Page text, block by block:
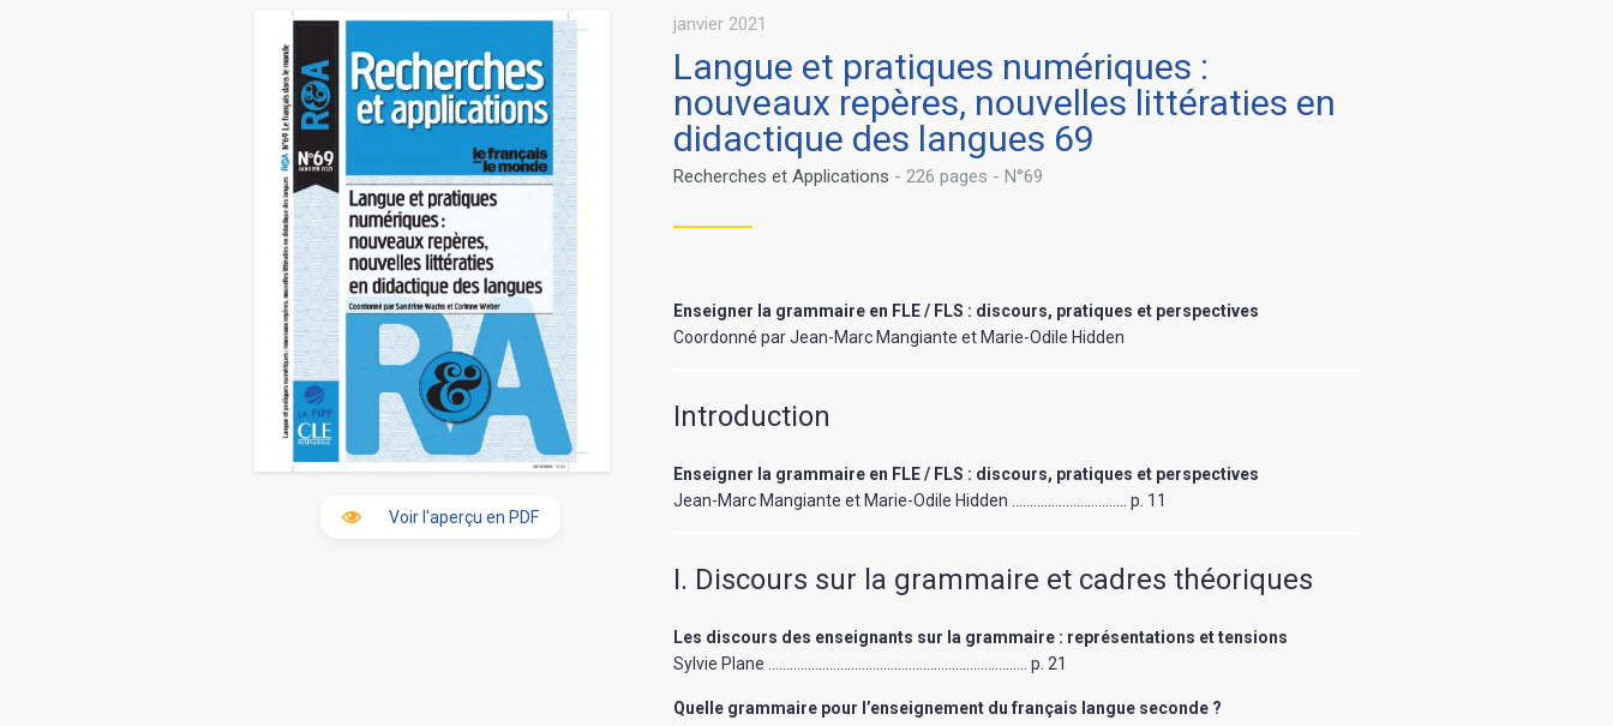
Voir l'aperçu en PDF
janvier 2021
Langue et pratiques numériques :
nouveaux repères, nouvelles littératies en
didactique des langues 69
Recherches et Applications - 226 pages - N°69
Enseigner la grammaire en FLE / FLS : discours, pratiques et perspectives
Coordonné par Jean-Marc Mangiante et Marie-Odile Hidden
Introduction
Enseigner la grammaire en FLE / FLS : discours, pratiques et perspectives
Jean-Marc Mangiante et Marie-Odile Hidden ………………………….. p. 11
I. Discours sur la grammaire et cadres théoriques
Les discours des enseignants sur la grammaire : représentations et tensions
Sylvie Plane ……………………………………………………………… p. 21
Quelle grammaire pour l’enseignement du français langue seconde ?